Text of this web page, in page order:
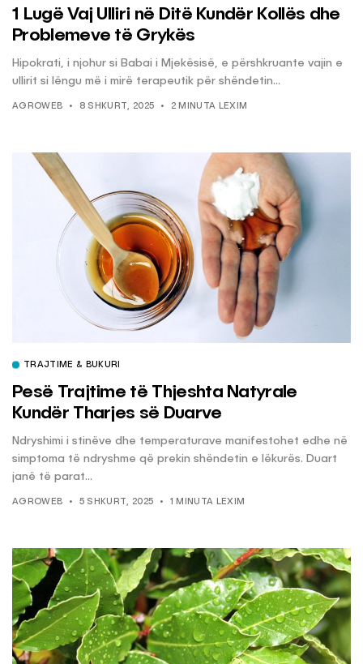
1 Lugë Vaj Ulliri në Ditë Kundër Kollës dhe
Problemeve të Grykës
Hipokrati, i njohur si Babai i Mjekësisë, e përshkruante vajin e
ullirit si lëngu më i mirë terapeutik për shëndetin...
AGROWEB 8 SHKURT, 2025 2 MINUTA LEXIM
TRAJTIME & BUKURI
Pesë Trajtime të Thjeshta Natyrale
Kundër Tharjes së Duarve
Ndryshimi i stinëve dhe temperaturave manifestohet edhe në
simptoma të ndryshme që prekin shëndetin e lëkurës. Duart
janë të parat...
AGROWEB 5 SHKURT, 2025 1 MINUTA LEXIM